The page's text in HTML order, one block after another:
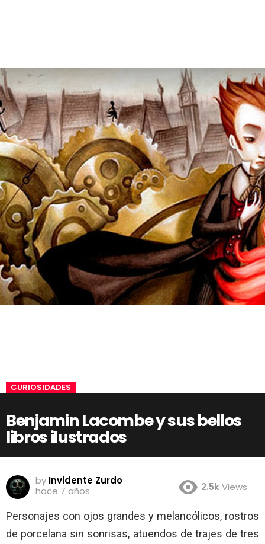
CURIOSIDADES
Benjamin Lacombe y sus bellos
libros ilustrados
by Invidente Zurdo
hace 7 años
2.5kViews
Personajes con ojos grandes y melancólicos, rostros
de porcelana sin sonrisas, atuendos de trajes de tres